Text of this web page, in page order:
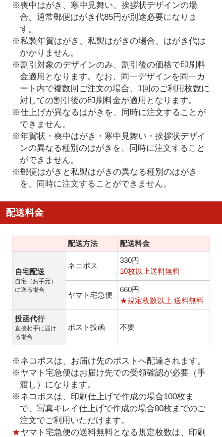
※喪中はがき、寒中見舞い、挨拶状デザインの場
合、通常郵便はがき代85円が別途必要になりま
す。
※私製年賀はがき、私製はがきの場合、はがき代は
かかりません。
※割引対象のデザインのみ、割引後の価格で印刷料
金適用となります。なお、同一デザインを同一カ
ート内で複数回ご注文の場合、1回のご利用枚数に
対しての割引後の印刷料金が適用となります。
※仕上げが異なるはがきを、同時に注文することが
できません。
※年賀状・喪中はがき・寒中見舞い・挨拶状デザイ
ンの異なる種別のはがきを、同時に注文すること
ができません。
※郵便はがきと私製はがきの異なる種別のはがき
を、同時に注文することができません。
配送料金
配送方法 配送料金
自宅配送
自宅（お手元）
に送る場合
ネコポス
330円
10枚以上送料無料
ヤマト宅急便
660円
★規定枚数以上 送料無料
投函代行
直接相手に届け
る場合
ポスト投函 不要
※ネコポスは、お届け先のポストへ配達されます。
※ヤマト宅急便はお届け先での受領確認が必要（手
渡し）になります。
※ネコポスは、印刷仕上げで作成の場合100枚ま
で、写真キレイ仕上げで作成の場合80枚までのご
注文でご利用いただけます。
★ヤマト宅急便の送料無料となる規定枚数は、印刷